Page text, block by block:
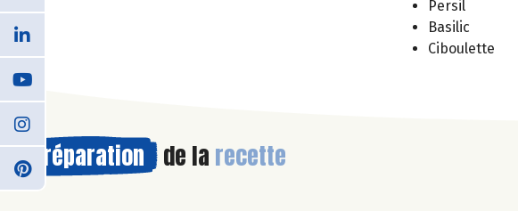
Persil
Basilic
Ciboulette
Préparation de la recette